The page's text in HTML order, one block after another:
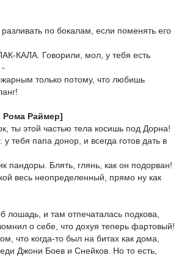
по бокалам, если поменять его
КАЛА. Говорили, мол, у тебя есть
-
только потому, что любишь
Рома Раймер]
ты этой частью тела косишь под Дорна!
тебя папа донор, и всегда готов дать в
пандоры. Блять, глянь, как он подорван!
весь неопределенный, прямо ну как
лошадь, и там отпечаталась подкова,
о себе, что дохуя теперь фартовый!
что когда-то был на битах как дома,
Джони Боев и Снейков. Но то есть,